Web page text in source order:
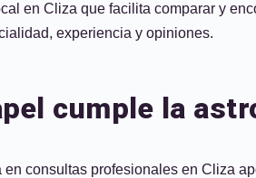
en Cliza que facilita comparar y
experiencia y opiniones.
cumple la
en consultas profesionales en Cliza